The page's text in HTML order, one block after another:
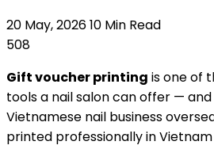
20 May, 202610 Min Read
508
Gift voucher printing is one of
tools a nail salon can offer — and
Vietnamese nail business
printed professionally in